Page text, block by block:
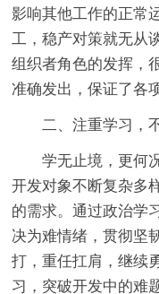
影响其他工作的正常
工，稳产对策就无从
组织者角色的发挥，
准确发出，保证了各
二、注重学习，
学无止境，更何
开发对象不断复杂多
的需求。通过政治学
决为难情绪，贯彻坚
打，重任扛肩，继续
习，突破开发中的难